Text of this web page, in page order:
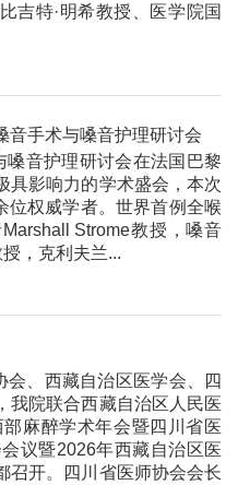
吉特·明希教授、医学院国
音手术与嗓音护理研讨会
音护理研讨会在法国巴黎
具影响力的学术盛会，本次
位权威学者。世界首例全喉
Strome教授，嗓音
，克利夫兰...
、西藏自治区医学会、四
我院联合西藏自治区人民医
麻醉学术年会暨四川省医
议暨2026年西藏自治区医
召开。四川省医师协会会长